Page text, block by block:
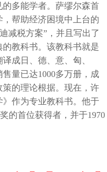
多能学者。萨缪尔森首
帮助经济困境中上台的
减税方案”，并且写出了
教科书。该教科书就是
成日、德、意、匈、
量已达1000多万册，成
的理论根据。现在，许
作为专业教科书。他于
的首位获得者，并于1970